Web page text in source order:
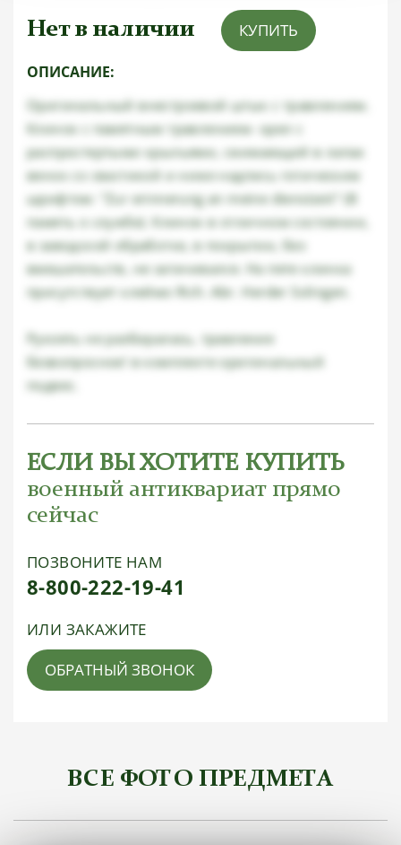
Нет в наличии КУПИТЬ
ОПИСАНИЕ:
Оригинальный внестроевой штык с травлением.
Клинок с памятным травлением- орел с
распростертыми крыльями, сжимающий в лапах
венок со свастикой и ниже надпись готическим
шрифтом: "Zur erinnerung an meine dienstzeit" (В
память о службе). Клинок в отличном состоянии,
в заводской обработке, в покрытии, без
вмешательств, не затачивался. На пяте клинка
присутствует клеймо Rich. Abr. Herder Solingen.
Рукоять не разбиралась, травление
безвопросное! в комплекте оригинальный
подвес.
ЕСЛИ ВЫ ХОТИТЕ КУПИТЬ
военный антиквариат прямо
сейчас
ПОЗВОНИТЕ НАМ
8-800-222-19-41
ИЛИ ЗАКАЖИТЕ
ОБРАТНЫЙ ЗВОНОК
ВСЕ ФОТО ПРЕДМЕТА